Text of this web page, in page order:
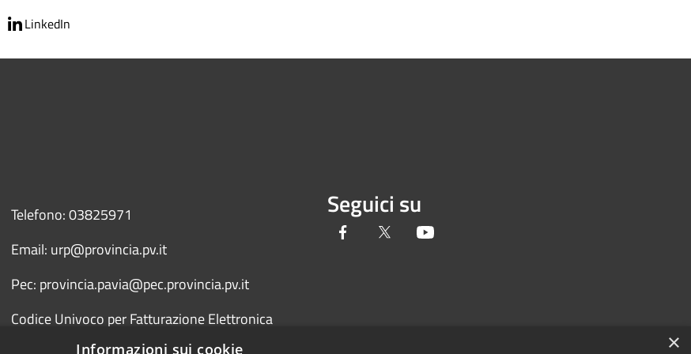
LinkedIn
Telefono: 03825971
Email: urp@provincia.pv.it
Pec: provincia.pavia@pec.provincia.pv.it
Codice Univoco per Fatturazione Elettronica
(Fattura PA) UFYCZU
Seguici su
Facebook Twitter
×
Informazioni sui cookie